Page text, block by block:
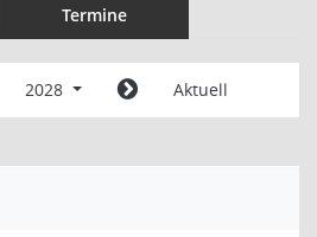
Termine
2028 Aktuell